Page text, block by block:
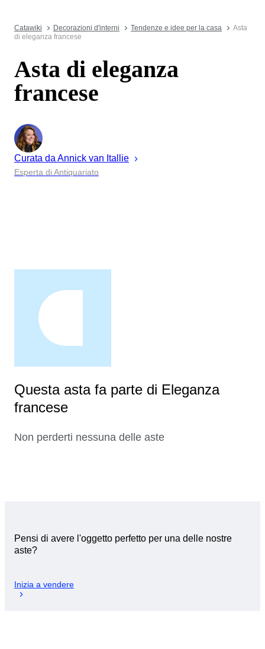
Catawiki Decorazioni d'interni Tendenze e idee per la casa
Asta
di eleganza francese
Asta di eleganza
francese
Curata da Annick van Itallie
Esperta di Antiquariato
Questa asta fa parte di Eleganza
francese
Non perderti nessuna delle aste
Pensi di avere l'oggetto perfetto per una delle nostre
aste?
Inizia a vendere